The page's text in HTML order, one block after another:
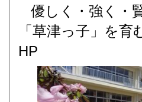
優しく・強く・
「草津っ子」を育
HP